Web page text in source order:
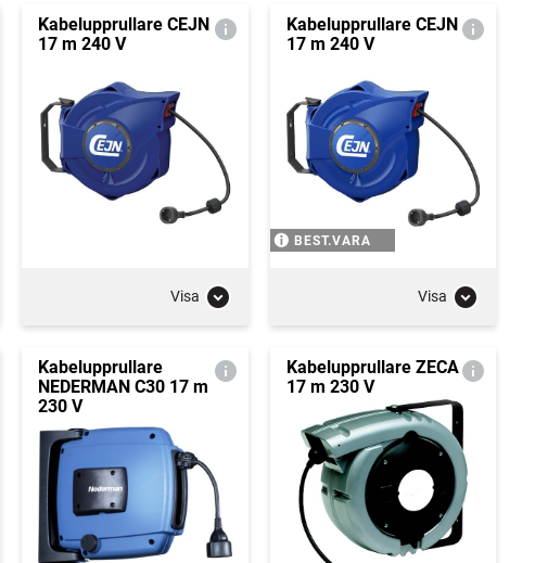
Kabelupprullare CEJN
17 m 240 V
Visa
Kabelupprullare CEJN
17 m 240 V
BEST.VARA
Visa
Kabelupprullare
NEDERMAN C30 17 m
230 V
Kabelupprullare ZECA
17 m 230 V